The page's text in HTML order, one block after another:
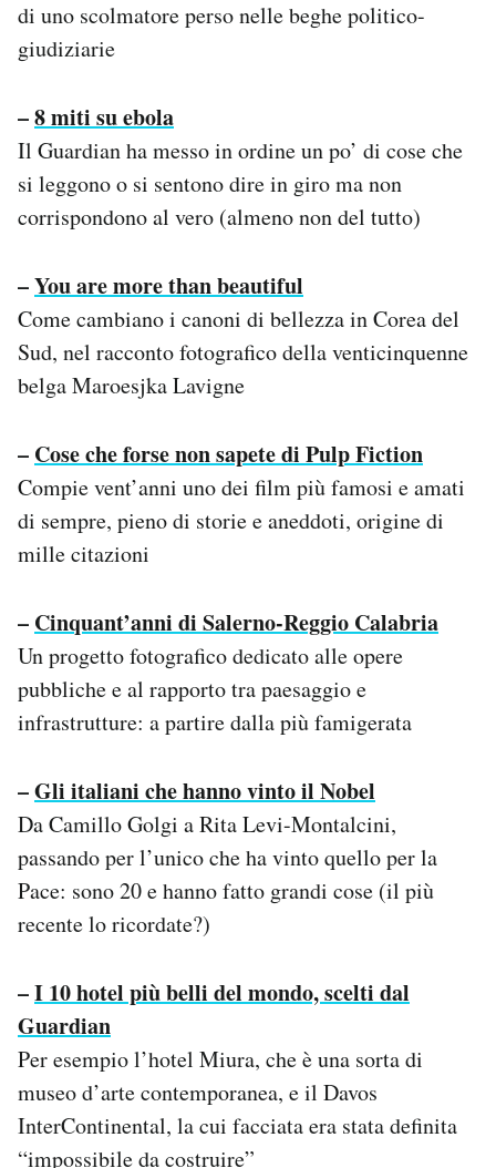
di uno scolmatore perso nelle beghe politico-
giudiziarie
–8 miti su ebola
Il Guardian ha messo in ordine un po’ di cose che
si leggono o si sentono dire in giro ma non
corrispondono al vero (almeno non del tutto)
–You are more than beautiful
Come cambiano i canoni di bellezza in Corea del
Sud, nel racconto fotografico della venticinquenne
belga Maroesjka Lavigne
– Cose che forse non sapete di Pulp Fiction
Compie vent’anni uno dei film più famosi e amati
di sempre, pieno di storie e aneddoti, origine di
mille citazioni
– Cinquant’anni di Salerno-Reggio Calabria
Un progetto fotografico dedicato alle opere
pubbliche e al rapporto tra paesaggio e
infrastrutture: a partire dalla più famigerata
–Gli italiani che hanno vinto il Nobel
Da Camillo Golgi a Rita Levi-Montalcini,
passando per l’unico che ha vinto quello per la
Pace: sono 20 e hanno fatto grandi cose (il più
recente lo ricordate?)
–I 10 hotel più belli del mondo, scelti dal
Guardian
Per esempio l’hotel Miura, che è una sorta di
museo d’arte contemporanea, e il Davos
InterContinental, la cui facciata era stata definita
“impossibile da costruire”